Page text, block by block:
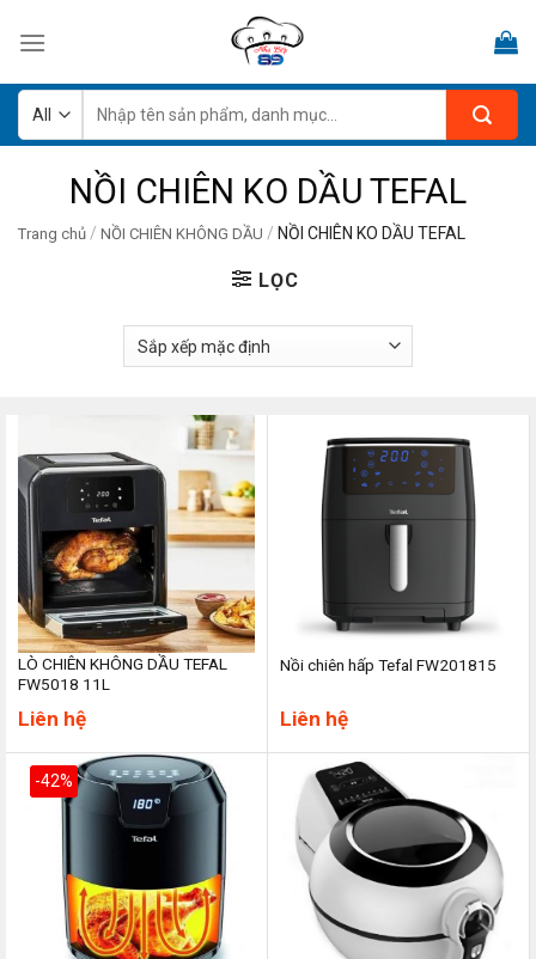
kiếm:
NỒI CHIÊN KO DẦU TEFAL
Trang chủ / NỒI CHIÊN KHÔNG DẦU / NỒI CHIÊN KO DẦU TEFAL
LỌC
LÒ CHIÊN KHÔNG DẦU TEFAL
FW5018 11L
Liên hệ
Nồi chiên hấp Tefal FW201815
Liên hệ
-42%